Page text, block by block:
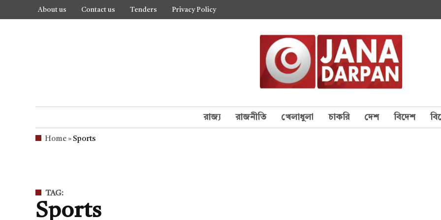
About us Contact us Tenders Privacy Policy
রাজ্য রাজনীতি খেলাধুলা চাকরি দেশ বিদেশ
Home» Sports
TAG:
Sports